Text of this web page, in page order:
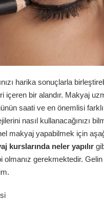
harika sonuçlarla
içeren bir alandır. Makyaj
saati ve en önemlisi
nasıl kullanacağınızı
makyaj yapabilmek için
kurslarında neler yapılır
olmanız gerekmektedir.